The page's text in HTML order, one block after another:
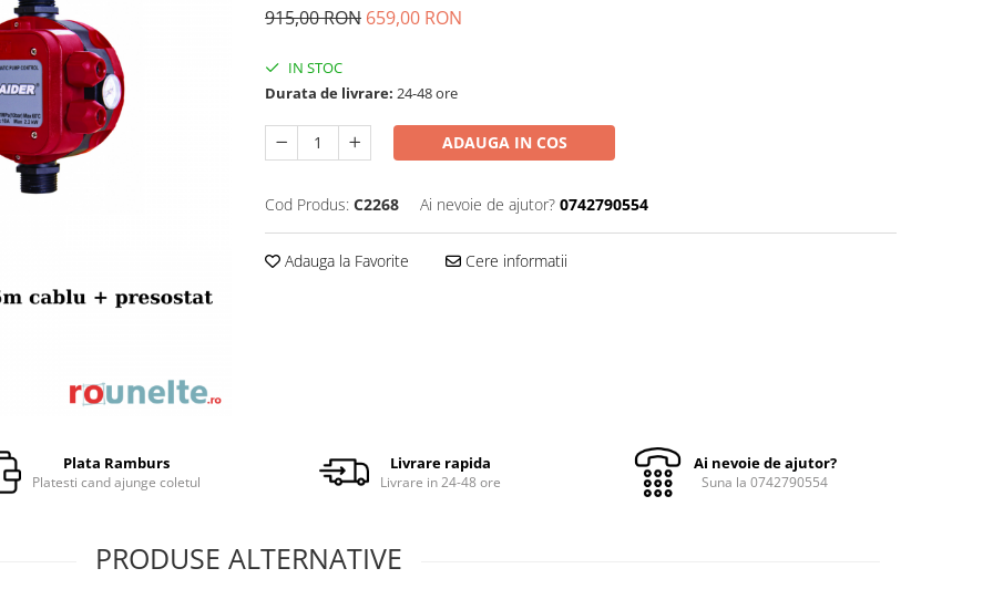
915,00 RON 659,00 RON
IN STOC
Durata de livrare: 24-48 ore
ADAUGA IN COS
Cod Produs: C2268 Ai nevoie de ajutor? 0742790554
Adauga la Favorite Cere informatii
Plata Ramburs
Platesti cand ajunge coletul
Livrare rapida
Livrare in 24-48 ore
Ai nevoie de ajutor?
Suna la 0742790554
PRODUSE ALTERNATIVE